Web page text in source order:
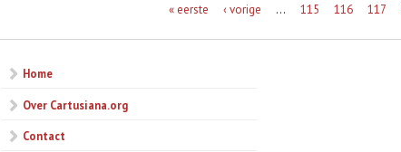
« eerste ‹ vorige … 115 116 117
Home
Over Cartusiana.org
Contact